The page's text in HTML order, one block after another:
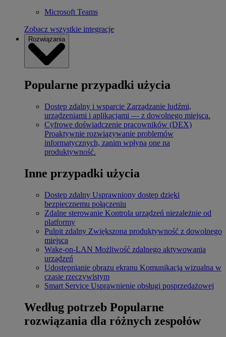
Microsoft Teams
Zobacz wszystkie integracje
Rozwiązania
Popularne przypadki użycia
Dostęp zdalny i wsparcie Zarządzanie ludźmi,
urządzeniami i aplikacjami — z dowolnego miejsca.
Cyfrowe doświadczenie pracowników (DEX)
Proaktywnie rozwiązywanie problemów
informatycznych, zanim wpłyną one na
produktywność.
Inne przypadki użycia
Dostęp zdalny Usprawniony dostęp dzięki
bezpiecznemu połączeniu
Zdalne sterowanie Kontrola urządzeń niezależnie od
platformy
Pulpit zdalny Zwiększona produktywność z dowolnego
miejsca
Wake-on-LAN Możliwość zdalnego aktywowania
urządzeń
Udostępnianie obrazu ekranu Komunikacja wizualna w
czasie rzeczywistym
Smart Service Usprawnienie obsługi posprzedażowej
Według potrzeb Popularne
rozwiązania dla różnych zespołów